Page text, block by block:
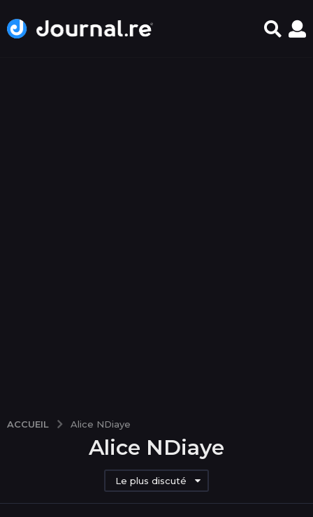
ACCUEIL Alice NDiaye
Alice NDiaye
Le plus discuté